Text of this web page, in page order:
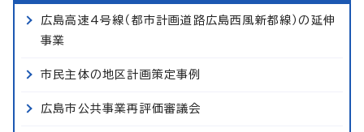
広島高速4号線（都市計画道路広島西風新都線）の延伸
事業
市民主体の地区計画策定事例
広島市公共事業再評価審議会